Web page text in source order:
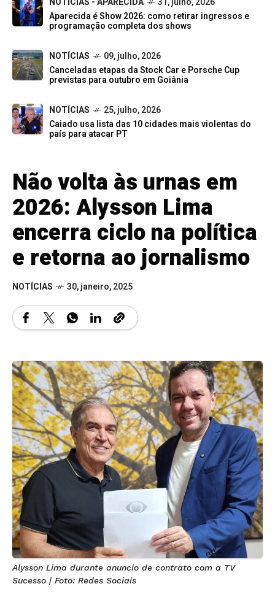
Aparecida é Show 2026: como retirar ingressos e
programação completa dos shows
NOTÍCIAS
09, julho, 2026
Canceladas etapas da Stock Car e Porsche Cup
previstas para outubro em Goiânia
NOTÍCIAS
25, julho, 2026
Caiado usa lista das 10 cidades mais violentas do
país para atacar PT
Não volta às urnas em
2026: Alysson Lima
encerra ciclo na política
e retorna ao jornalismo
NOTÍCIAS 30, janeiro, 2025
Alysson Lima durante anuncio de contrato com a TV
Sucesso | Foto: Redes Sociais